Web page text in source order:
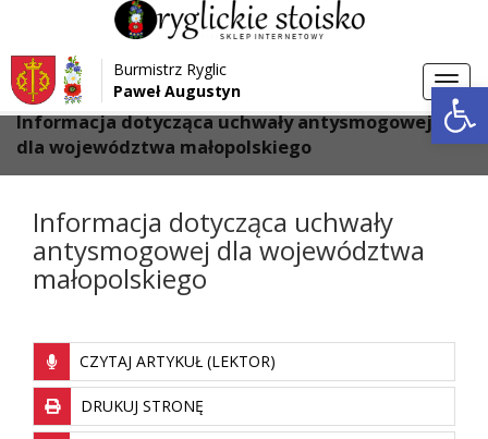
Przejdź do menu
Przejdź do głównej treści strony
Przejdź do stopki strony
Burmistrz Ryglic
Paweł Augustyn
Strona główna > Ochrona powietrza
Informacja dotycząca uchwały antysmogowej
dla województwa małopolskiego
Informacja dotycząca uchwały
antysmogowej dla województwa
małopolskiego
CZYTAJ ARTYKUŁ (LEKTOR)
DRUKUJ STRONĘ